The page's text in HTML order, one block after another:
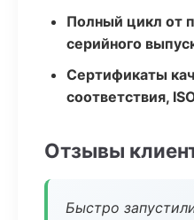
Полный цикл от
серийного
Сертификаты
соответствия,
Отзывы
Быстро